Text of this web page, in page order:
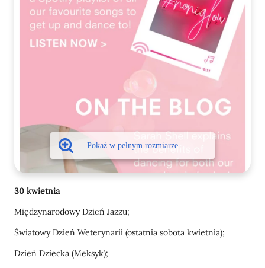
30 kwietnia
Międzynarodowy Dzień Jazzu;
Światowy Dzień Weterynarii (ostatnia sobota kwietnia);
Dzień Dziecka (Meksyk);